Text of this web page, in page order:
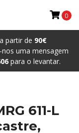
partir de 90€
uma mensagem
para o levantar.
0
611-L